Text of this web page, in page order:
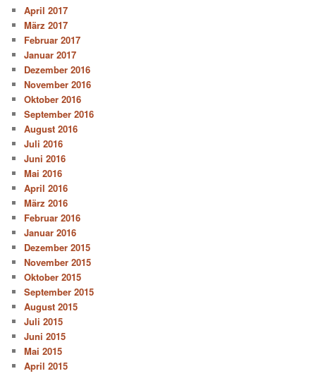
April 2017
März 2017
Februar 2017
Januar 2017
Dezember 2016
November 2016
Oktober 2016
September 2016
August 2016
Juli 2016
Juni 2016
Mai 2016
April 2016
März 2016
Februar 2016
Januar 2016
Dezember 2015
November 2015
Oktober 2015
September 2015
August 2015
Juli 2015
Juni 2015
Mai 2015
April 2015